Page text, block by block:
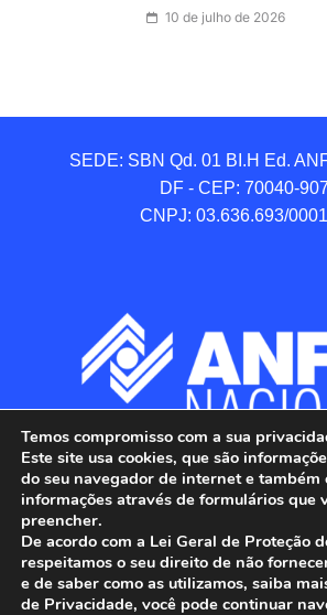
10 de julho de 2026
SEDE: SBN Qd. 01 BI.H Ed.
DF - CEP: 70040-907
CNPJ: 03.636.693/
ANFIP - Associação Nacional
Temos compromisso com a sua
Este site usa cookies, que são
do seu navegador de internet e também
informações através de formulários que
preencher.
De acordo com a Lei Geral de Proteção
respeitamos o seu direito de não
e de saber como as utilizamos, saiba
de Privacidade, você pode continuar